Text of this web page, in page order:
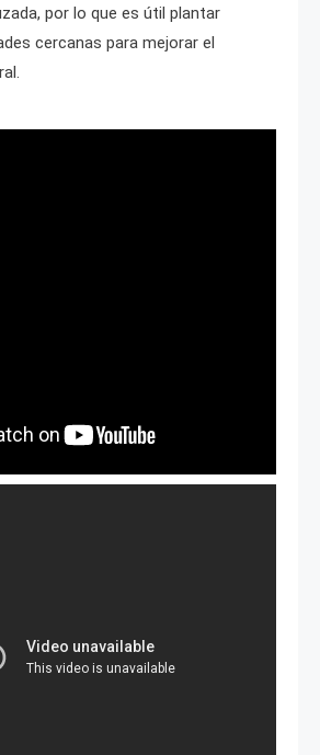
por lo que es útil plantar
cercanas para mejorar el